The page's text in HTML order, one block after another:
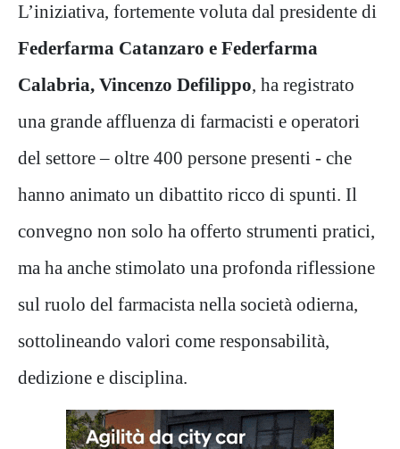
L’iniziativa, fortemente voluta dal presidente di
Federfarma Catanzaro e Federfarma
Calabria, Vincenzo Defilippo, ha registrato
una grande affluenza di farmacisti e operatori
del settore – oltre 400 persone presenti - che
hanno animato un dibattito ricco di spunti. Il
convegno non solo ha offerto strumenti pratici,
ma ha anche stimolato una profonda riflessione
sul ruolo del farmacista nella società odierna,
sottolineando valori come responsabilità,
dedizione e disciplina.